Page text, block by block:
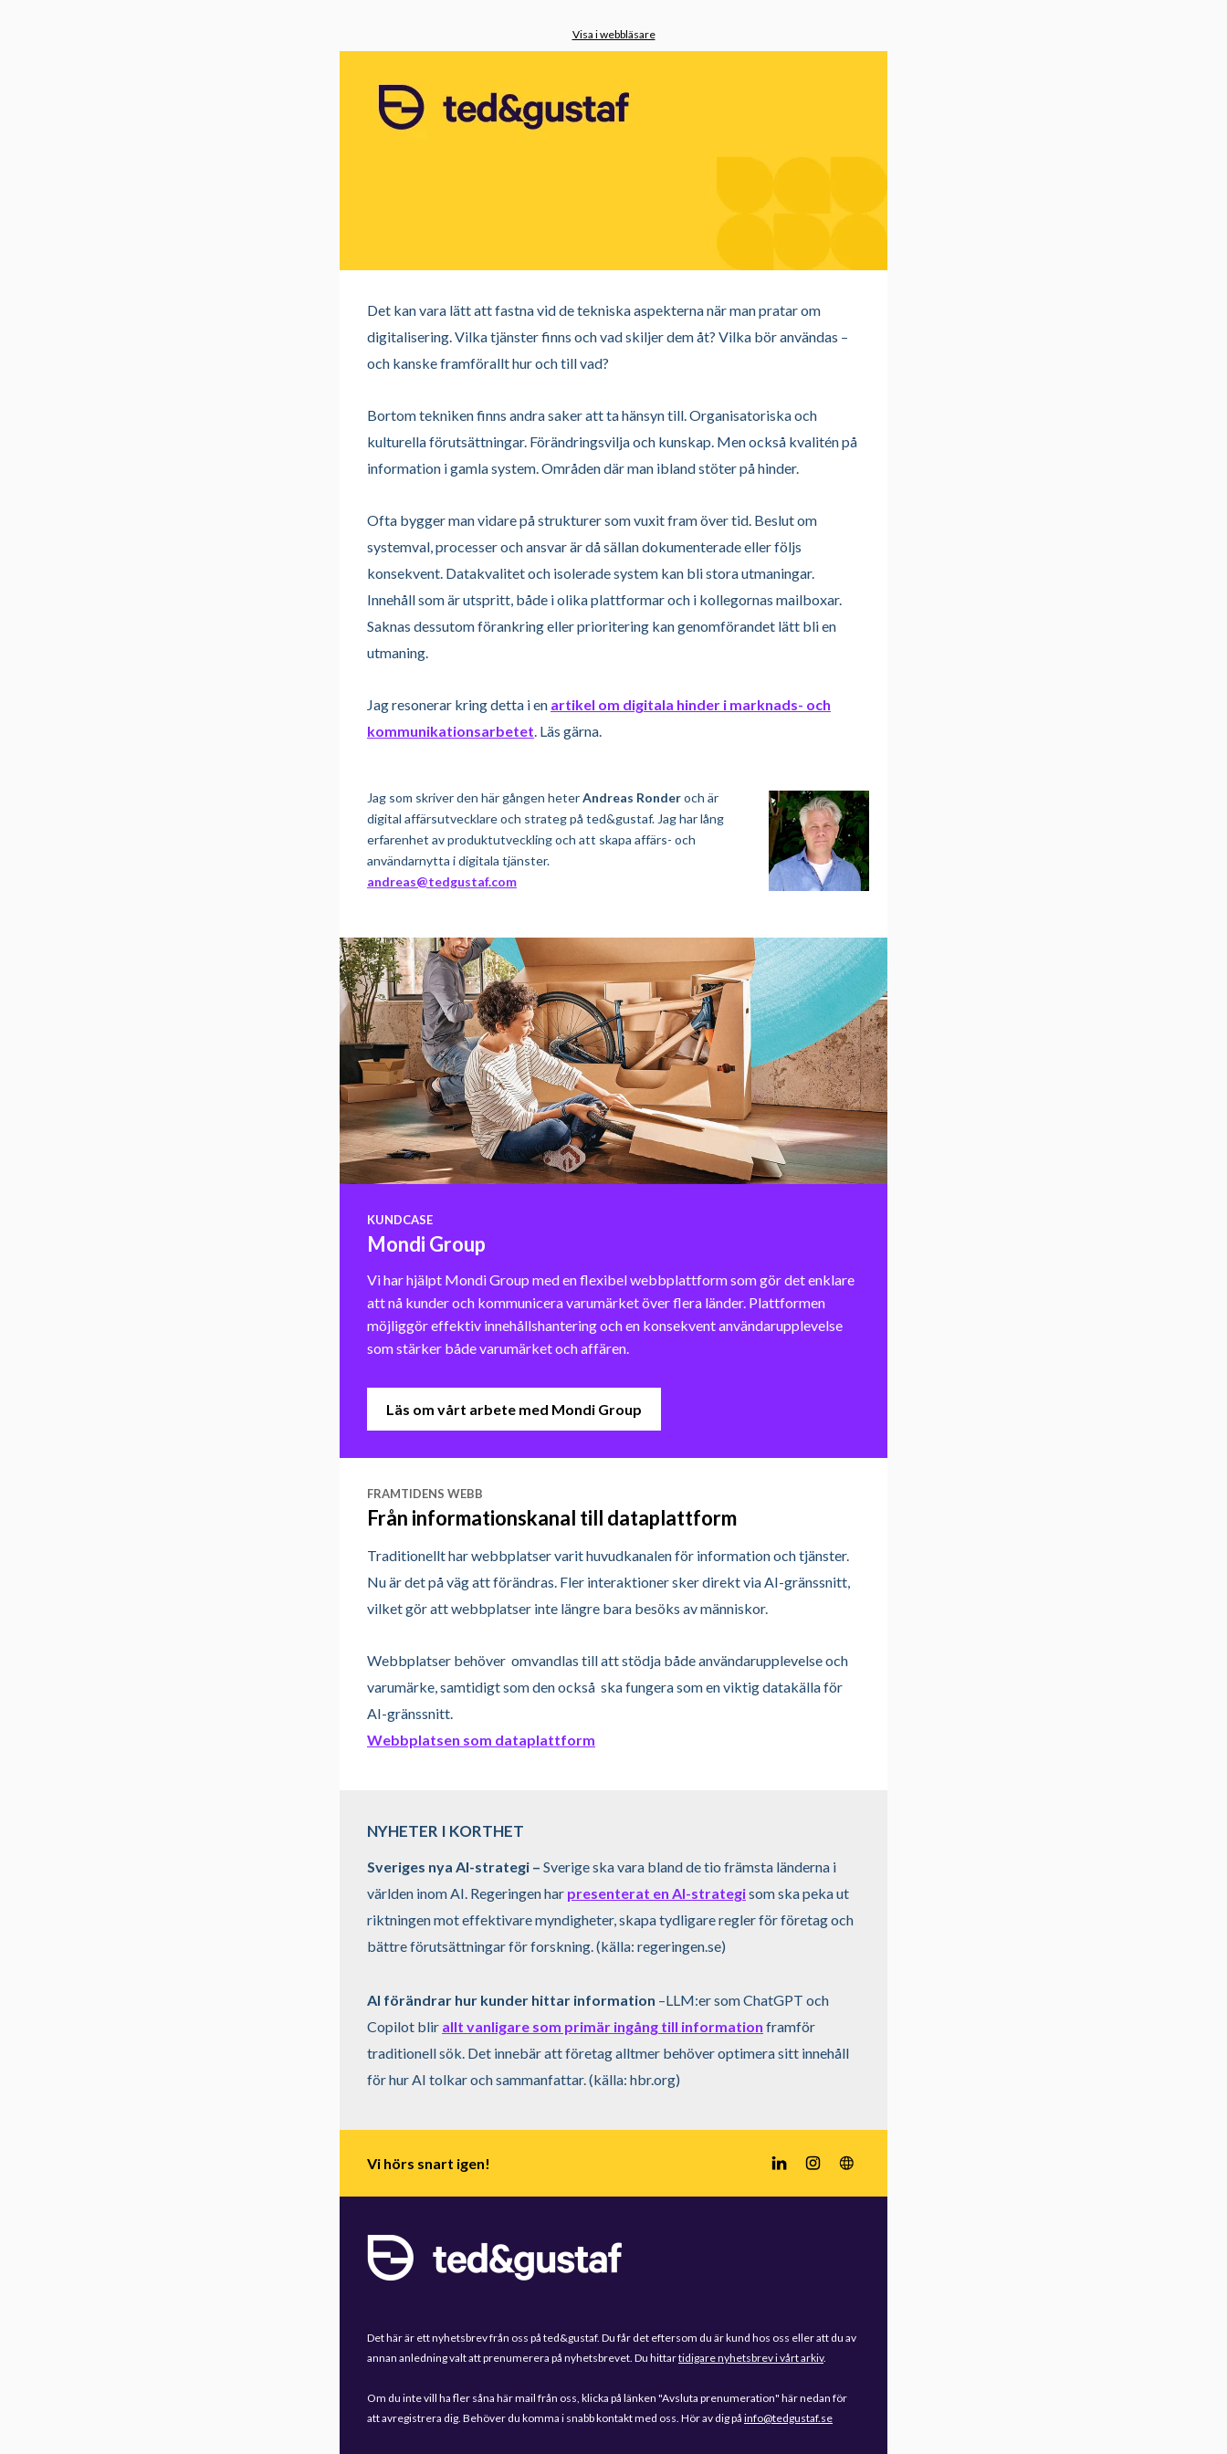
Visa i webbläsare
Det kan vara lätt att fastna vid de tekniska aspekterna när man pratar om
digitalisering. Vilka tjänster finns och vad skiljer dem åt? Vilka bör användas –
och kanske framförallt hur och till vad?
Bortom tekniken finns andra saker att ta hänsyn till. Organisatoriska och
kulturella förutsättningar. Förändringsvilja och kunskap. Men också kvalitén på
information i gamla system.Områden där man ibland stöter på hinder.
Ofta bygger man vidare på strukturer som vuxit fram över tid. Beslut om
systemval, processer och ansvar är då sällan dokumenterade eller följs
konsekvent. Datakvalitet och isolerade system kan bli stora utmaningar.
Innehåll som är utspritt, både i olika plattformar och i kollegornas mailboxar.
Saknas dessutom förankring eller prioritering kan genomförandet lätt bli en
utmaning.
Jag resonerar kring detta i en artikel om digitala hinder i marknads- och
kommunikationsarbetet. Läs gärna.
Jag som skriver den här gången heterAndreas Ronderoch är
digital affärsutvecklare och strateg på ted&gustaf. Jag har lång
erfarenhet av produktutveckling och att skapa affärs- och
användarnytta i digitala tjänster.
andreas@tedgustaf.com
KUNDCASE
Mondi Group
Vi har hjälpt Mondi Group med en flexibel webbplattform som gör det enklare
att nå kunder och kommunicera varumärket över flera länder. Plattformen
möjliggör effektiv innehållshantering och en konsekvent användarupplevelse
som stärker både varumärket och affären.
Läs om vårt arbete med Mondi Group
FRAMTIDENS WEBB
Från informationskanal till dataplattform
Traditionellt har webbplatser varit huvudkanalen för information och tjänster.
Nu är det på väg att förändras. Fler interaktioner sker direkt via AI-gränssnitt,
vilket gör att webbplatser inte längre bara besöks av människor.
Webbplatser behöver omvandlas till att stödja både användarupplevelse och
varumärke, samtidigt som den också ska fungera som en viktig datakälla för
AI-gränssnitt.
Webbplatsen som dataplattform
NYHETER I KORTHET
Sveriges nya AI-strategi – Sverige ska vara bland de tio främsta länderna i
världen inom AI. Regeringen har presenterat en AI-strategisom ska peka ut
riktningen mot effektivare myndigheter, skapa tydligare regler för företag och
bättre förutsättningar för forskning. (källa: regeringen.se)
AI förändrar hur kunder hittar information –LLM:er som ChatGPT och
Copilot blir allt vanligare som primär ingång till information framför
traditionell sök. Det innebär att företag alltmer behöver optimera sitt innehåll
för hur AI tolkar och sammanfattar. (källa: hbr.org)
Vi hörs snart igen!
Det här är ett nyhetsbrev från oss på ted&gustaf. Du får det eftersom du är kund hos oss eller att du av
annan anledning valt att prenumerera på nyhetsbrevet. Du hittartidigare nyhetsbrev i vårt arkiv.
Om du inte vill ha fler såna här mail från oss, klicka på länken "Avsluta prenumeration" här nedan för
att avregistrera dig. Behöver du komma i snabb kontakt med oss. Hör av dig på info@tedgustaf.se